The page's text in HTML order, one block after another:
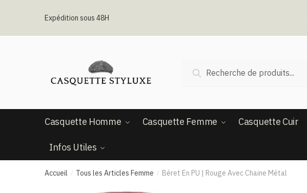
Expédition sous 48H
pour :
Recherche
Casquette Homme Casquette Femme Casquette Cuir
Infos Utiles
Accueil / Tous les Articles Femme / Béret En PU | Rouge Avec Chaine Métal